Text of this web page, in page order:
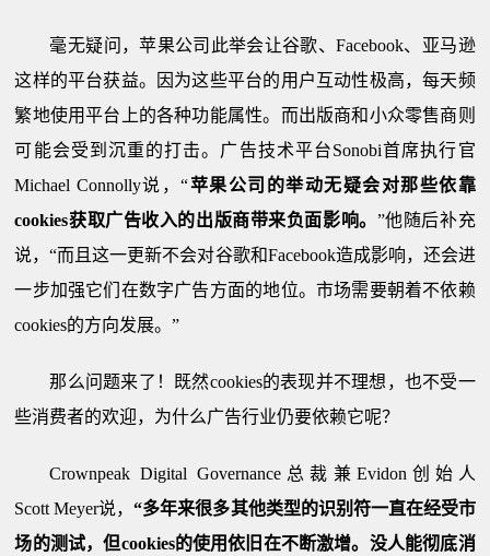
毫无疑问，苹果公司此举会让谷歌、Facebook、亚马逊
这样的平台获益。因为这些平台的用户互动性极高，每天频
繁地使用平台上的各种功能属性。而出版商和小众零售商则
可能会受到沉重的打击。广告技术平台Sonobi首席执行官
Michael Connolly说，“苹果公司的举动无疑会对那些依靠
cookies获取广告收入的出版商带来负面影响。 ”他随后补充
说，“而且这一更新不会对谷歌和Facebook造成影响，还会进
一步加强它们在数字广告方面的地位。市场需要朝着不依赖
cookies的方向发展。”
那么问题来了！既然cookies的表现并不理想，也不受一
些消费者的欢迎，为什么广告行业仍要依赖它呢？
Crownpeak Digital Governance总裁兼Evidon创始人
Scott Meyer说，“多年来很多其他类型的识别符一直在经受市
场的测试，但cookies的使用依旧在不断激增。没人能彻底消